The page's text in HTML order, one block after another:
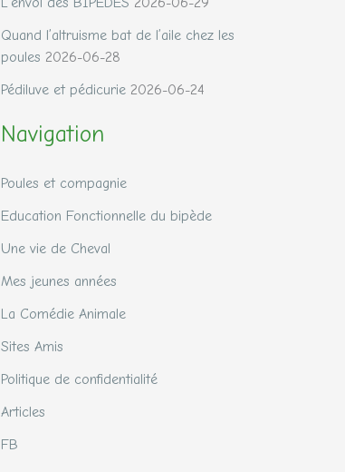
Quand l’altruisme bat de l’aile chez les
poules 2026-06-28
Pédiluve et pédicurie 2026-06-24
Navigation
Poules et compagnie
Education Fonctionnelle du bipède
Une vie de Cheval
Mes jeunes années
La Comédie Animale
Sites Amis
Politique de confidentialité
Articles
FB